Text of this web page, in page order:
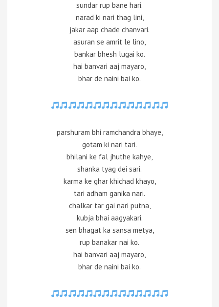
sundar rup bane hari.
narad ki nari thag lini,
jakar aap chade chanvari.
asuran se amrit le lino,
bankar bhesh lugai ko.
hai banvari aaj mayaro,
bhar de naini bai ko.
parshuram bhi ramchandra bhaye,
gotam ki nari tari.
bhilani ke fal jhuthe kahye,
shanka tyag dei sari.
karma ke ghar khichad khayo,
tari adham ganika nari.
chalkar tar gai nari putna,
kubja bhai aagyakari.
sen bhagat ka sansa metya,
rup banakar nai ko.
hai banvari aaj mayaro,
bhar de naini bai ko.